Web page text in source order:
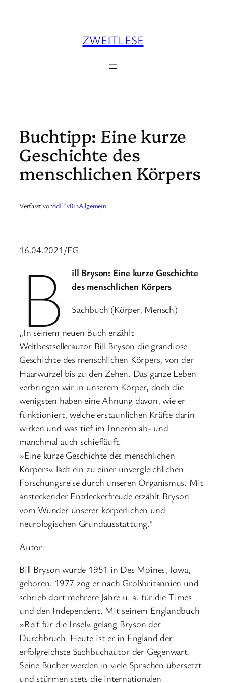
ZWEITLESE
Buchtipp: Eine kurze
Geschichte des
menschlichen Körpers
Verfasst von8dF1v0inAllgemein
16.04.2021/EG
B
ill Bryson: Eine kurze Geschichte
des menschlichen Körpers
Sachbuch (Körper, Mensch)
„In seinem neuen Buch erzählt
Weltbestsellerautor Bill Bryson die grandiose
Geschichte des menschlichen Körpers, von der
Haarwurzel bis zu den Zehen. Das ganze Leben
verbringen wir in unserem Körper, doch die
wenigsten haben eine Ahnung davon, wie er
funktioniert, welche erstaunlichen Kräfte darin
wirken und was tief im Inneren ab- und
manchmal auch schiefläuft.
»Eine kurze Geschichte des menschlichen
Körpers« lädt ein zu einer unvergleichlichen
Forschungsreise durch unseren Organismus. Mit
ansteckender Entdeckerfreude erzählt Bryson
vom Wunder unserer körperlichen und
neurologischen Grundausstattung.“
Autor
Bill Bryson wurde 1951 in Des Moines, Iowa,
geboren. 1977 zog er nach Großbritannien und
schrieb dort mehrere Jahre u. a. für die Times
und den Independent. Mit seinem Englandbuch
»Reif für die Insel« gelang Bryson der
Durchbruch. Heute ist er in England der
erfolgreichste Sachbuchautor der Gegenwart.
Seine Bücher werden in viele Sprachen übersetzt
und stürmen stets die internationalen